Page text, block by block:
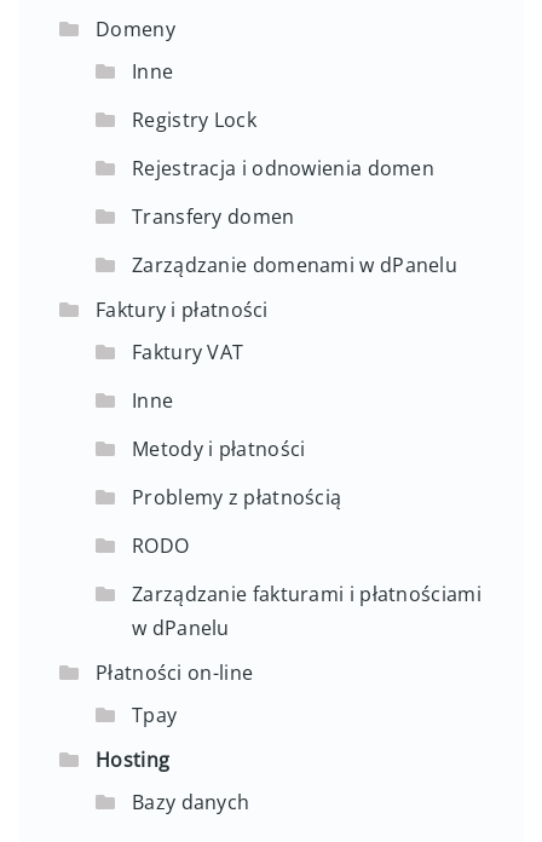
Domeny
Inne
Registry Lock
Rejestracja i odnowienia domen
Transfery domen
Zarządzanie domenami w dPanelu
Faktury i płatności
Faktury VAT
Inne
Metody i płatności
Problemy z płatnością
RODO
Zarządzanie fakturami i płatnościami
w dPanelu
Płatności on-line
Tpay
Hosting
Bazy danych